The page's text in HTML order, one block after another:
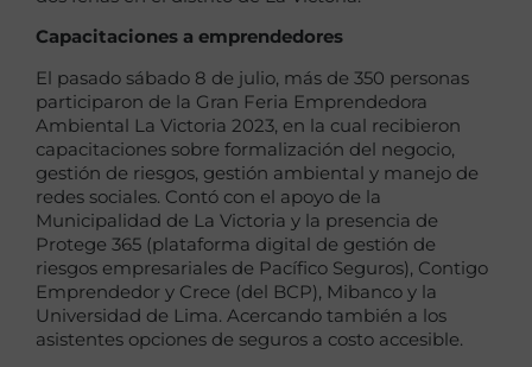
Capacitaciones a emprendedores
El pasado sábado 8 de julio, más de 350 personas
participaron de la Gran Feria Emprendedora
Ambiental La Victoria 2023, en la cual recibieron
capacitaciones sobre formalización del negocio,
gestión de riesgos, gestión ambiental y manejo de
redes sociales. Contó con el apoyo de la
Municipalidad de La Victoria y la presencia de
Protege 365 (plataforma digital de gestión de
riesgos empresariales de Pacífico Seguros), Contigo
Emprendedor y Crece (del BCP), Mibanco y la
Universidad de Lima. Acercando también a los
asistentes opciones de seguros a costo accesible.